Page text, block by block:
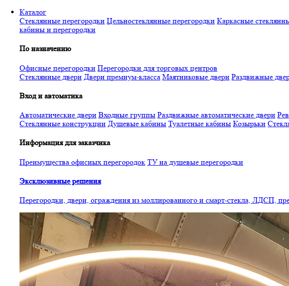
Перейти
основному
Каталог
Стеклянные перегородки Цельностеклянные перегородки Каркасные
кабины и перегородки
По назначению
Офисные перегородки Перегородки для торговых центров
Стеклянные двери Двери премиум-класса Маятниковые двери Раздвижные
Вход и автоматика
Автоматические двери Входные группы Раздвижные автоматические двери
Стеклянные конструкции Душевые кабины Туалетные кабины Козырьки
Информация для заказчика
Преимущества офисных перегородок ТУ на душевые перегородки
Эксклюзивные решения
Перегородки, двери, ограждения из моллированного и смарт-стекла, ЛДСП,